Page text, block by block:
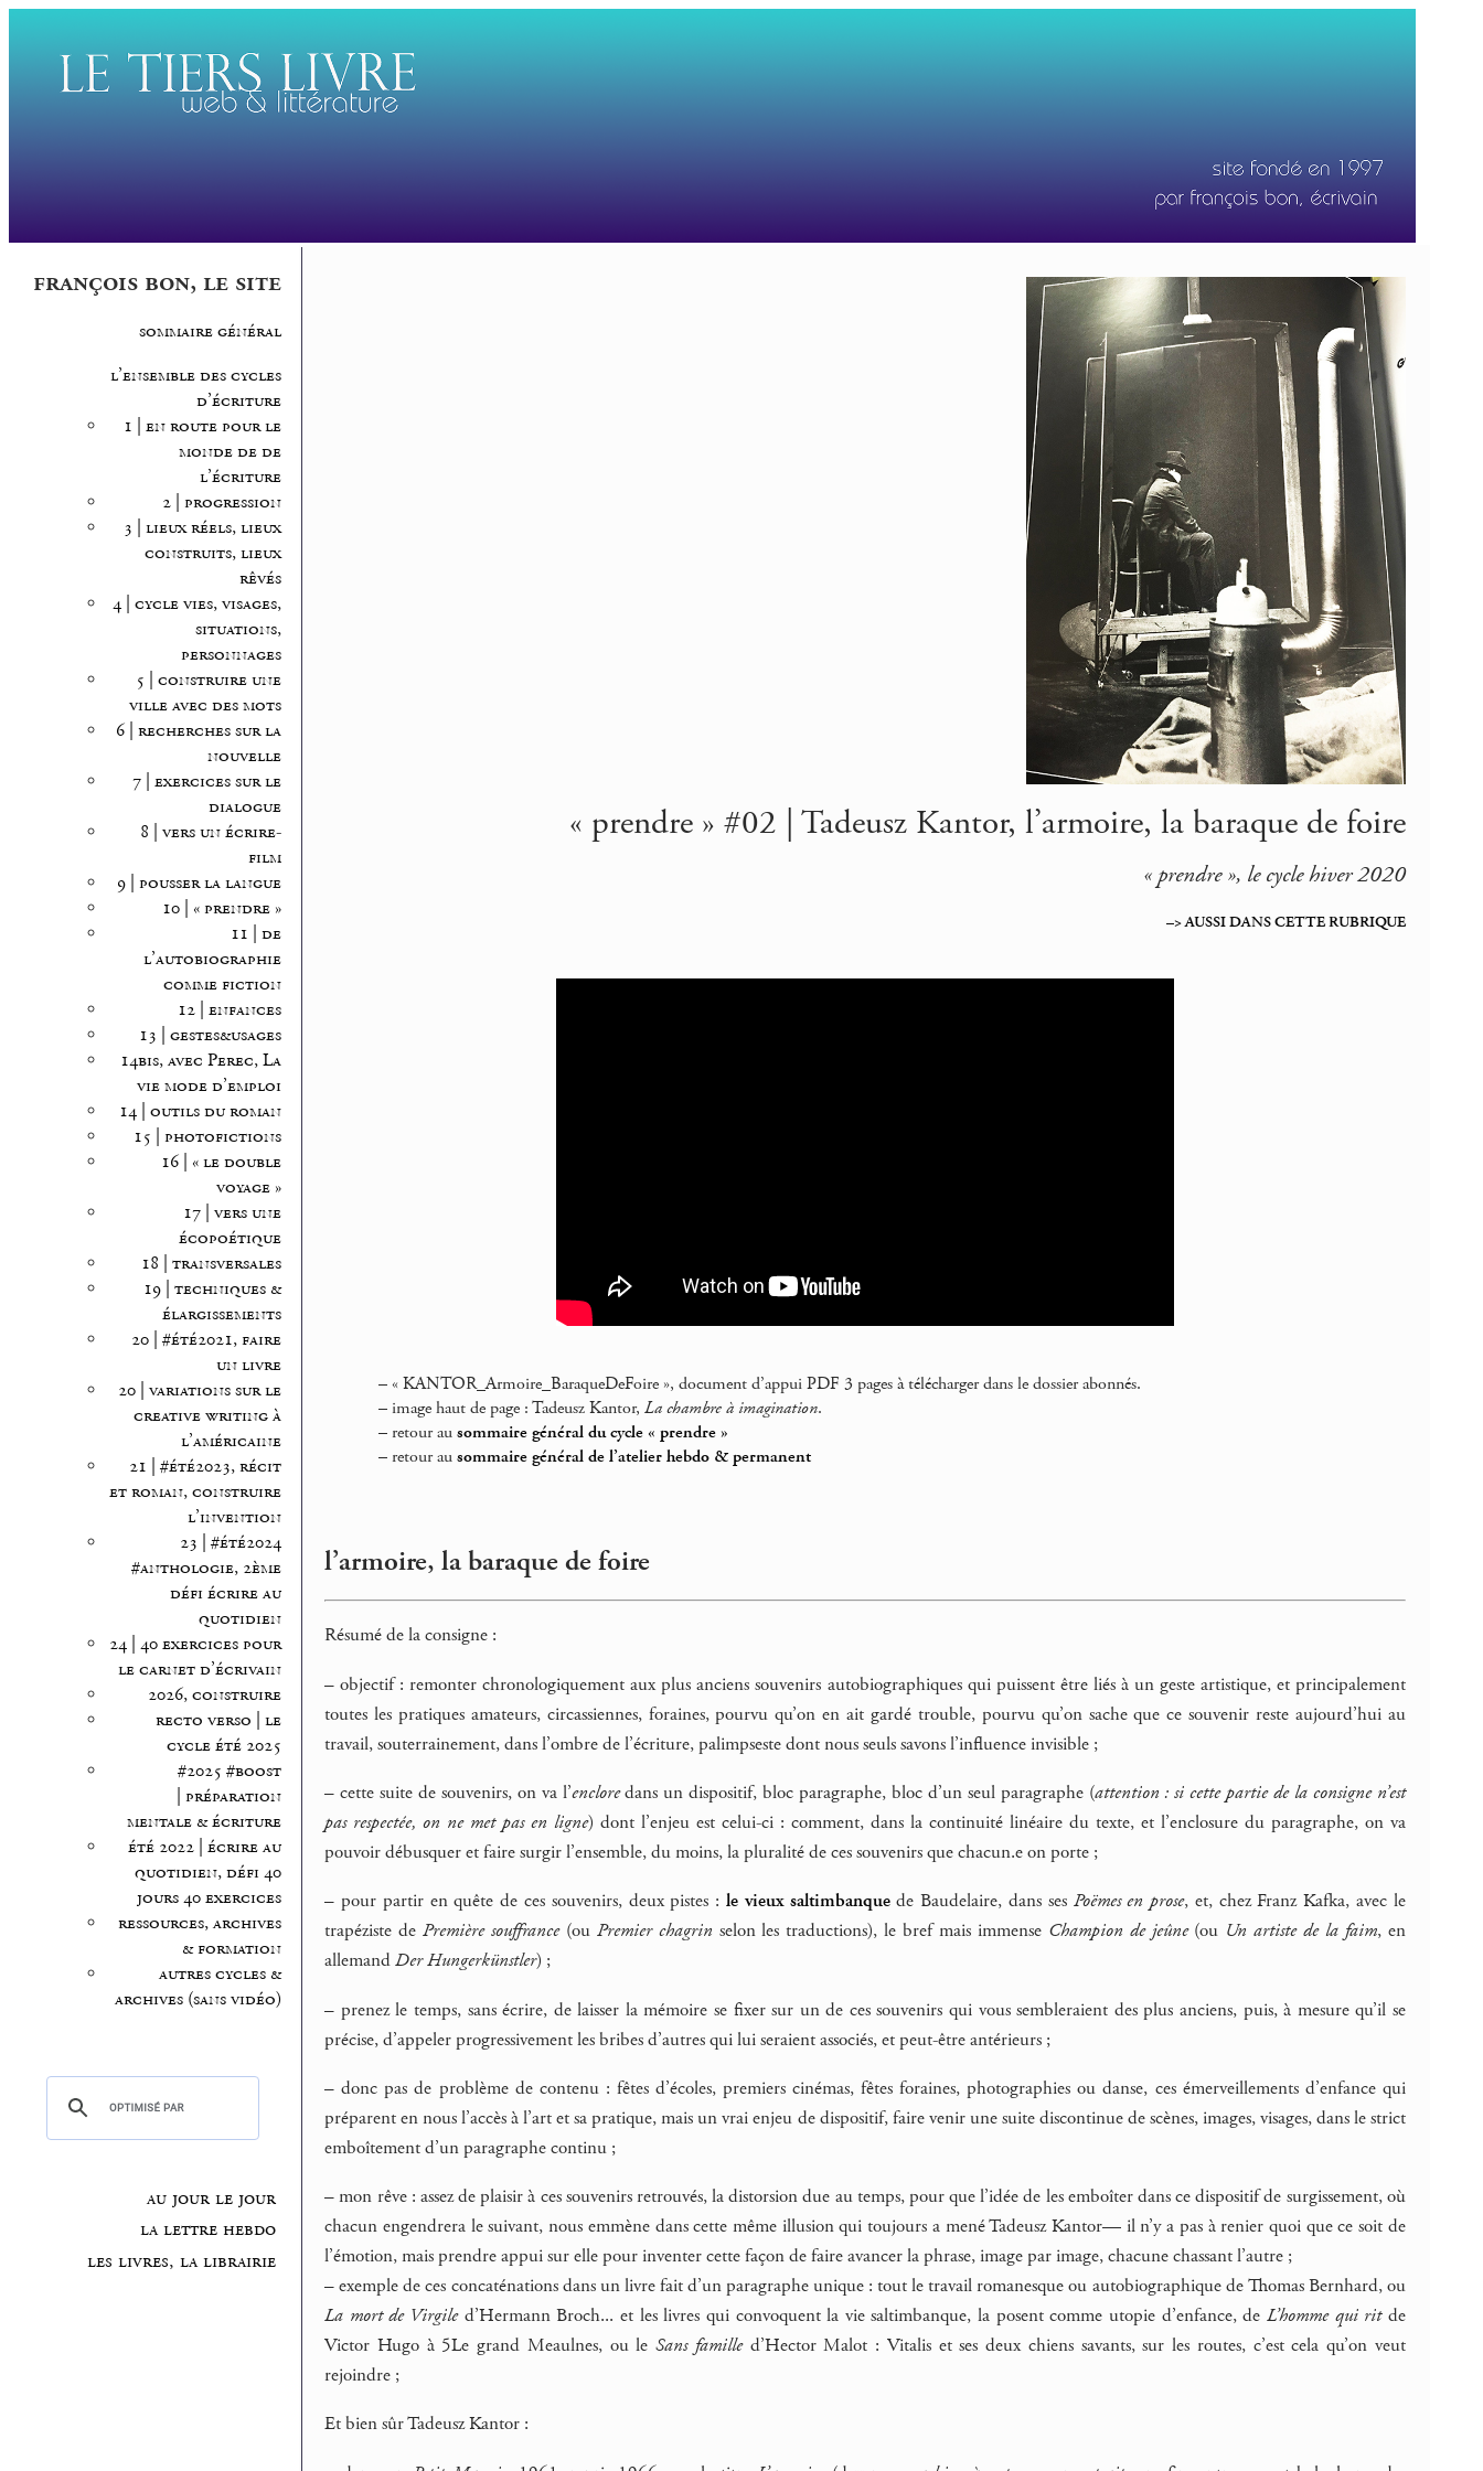
françois bon, le site
sommaire général
l’ensemble des cycles
d’écriture
1 | en route pour le
monde de de
l’écriture
2 | progression
3 | lieux réels, lieux
construits, lieux
rêvés
4 | cycle vies, visages,
situations,
personnages
5 | construire une
ville avec des mots
6 | recherches sur la
nouvelle
7 | exercices sur le
dialogue
8 | vers un écrire-
film
9 | pousser la langue
10 | « prendre »
11 | de
l’autobiographie
comme fiction
12 | enfances
13 | gestes&usages
14bis, avec Perec, La
vie mode d’emploi
14 | outils du roman
15 | photofictions
16 | « le double
voyage »
17 | vers une
écopoétique
18 | transversales
19 | techniques &
élargissements
20 | #été2021, faire
un livre
20 | variations sur le
creative writing à
l’américaine
21 | #été2023, récit
et roman, construire
l’invention
23 | #été2024
#anthologie, 2ème
défi écrire au
quotidien
24 | 40 exercices pour
le carnet d’écrivain
2026, construire
recto verso | le
cycle été 2025
#2025 #boost
| préparation
mentale & écriture
été 2022 | écrire au
quotidien, défi 40
jours 40 exercices
ressources, archives
& formation
autres cycles &
archives (sans vidéo)
au jour le jour
la lettre hebdo
les livres, la librairie
« prendre » #02 | Tadeusz Kantor, l’armoire, la baraque de foire
« prendre », le cycle hiver 2020
–> AUSSI DANS CETTE RUBRIQUE
–« KANTOR_Armoire_BaraqueDeFoire », document d’appui PDF 3 pages à télécharger dans le dossier abonnés.
–image haut de page : Tadeusz Kantor,La chambre à imagination.
–retour ausommaire général du cycle « prendre »
–retour ausommaire général de l’atelier hebdo & permanent
l’armoire, la baraque de foire
Résumé de la consigne :
– objectif : remonter chronologiquement aux plus anciens souvenirs autobiographiques qui puissent être liés à un geste artistique, et principalement
toutes les pratiques amateurs, circassiennes, foraines, pourvu qu’on en ait gardé trouble, pourvu qu’on sache que ce souvenir reste aujourd’hui au
travail, souterrainement, dans l’ombre de l’écriture, palimpseste dont nous seuls savons l’influence invisible ;
– cette suite de souvenirs, on va l’encloredans un dispositif, bloc paragraphe, bloc d’un seul paragraphe (attention : si cette partie de la consigne n’est
pas respectée, on ne met pas en ligne) dont l’enjeu est celui-ci : comment, dans la continuité linéaire du texte, et l’enclosure du paragraphe, on va
pouvoir débusquer et faire surgir l’ensemble, du moins, la pluralité de ces souvenirs que chacun.e on porte ;
– pour partir en quête de ces souvenirs, deux pistes : le vieux saltimbanquede Baudelaire, dans ses Poëmes en prose, et, chez Franz Kafka, avec le
trapéziste dePremière souffrance(ou Premier chagrin selon les traductions), le bref mais immense Champion de jeûne(ou Un artiste de la faim, en
allemandDer Hungerkünstler) ;
– prenez le temps, sans écrire, de laisser la mémoire se fixer sur un de ces souvenirs qui vous sembleraient des plus anciens, puis, à mesure qu’il se
précise, d’appeler progressivement les bribes d’autres qui lui seraient associés, et peut-être antérieurs ;
– donc pas de problème de contenu : fêtes d’écoles, premiers cinémas, fêtes foraines, photographies ou danse, ces émerveillements d’enfance qui
préparent en nous l’accès à l’art et sa pratique, mais un vrai enjeu de dispositif, faire venir une suite discontinue de scènes, images, visages, dans le strict
emboîtement d’un paragraphe continu ;
–mon rêve : assez de plaisir à ces souvenirs retrouvés, la distorsion due au temps, pour que l’idée de les emboîter dans ce dispositif de surgissement, où
chacun engendrera le suivant, nous emmène dans cette même illusion qui toujours a mené Tadeusz Kantor— il n’y a pas à renier quoi que ce soit de
l’émotion, mais prendre appui sur elle pour inventer cette façon de faire avancer la phrase, image par image, chacune chassant l’autre ;
–exemple de ces concaténations dans un livre fait d’un paragraphe unique : tout le travail romanesque ou autobiographique de Thomas Bernhard, ou
La mort de Virgiled’Hermann Broch... et les livres qui convoquent la vie saltimbanque, la posent comme utopie d’enfance, de L’homme qui ritde
Victor Hugo à 5Le grand Meaulnes, ou leSans familled’Hector Malot : Vitalis et ses deux chiens savants, sur les routes, c’est cela qu’on veut
rejoindre ;
Et bien sûr Tadeusz Kantor :